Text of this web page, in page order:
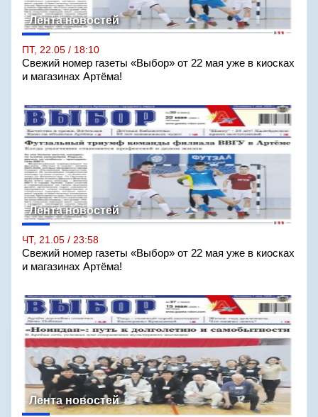
Лента новостей
ПТ, 22.05 / 18:10
Свежий номер газеты «Выбор» от 22 мая уже в киосках
и магазинах Артёма!
Лента новостей
ЧТ, 21.05 / 23:58
Свежий номер газеты «Выбор» от 22 мая уже в киосках
и магазинах Артёма!
Лента новостей